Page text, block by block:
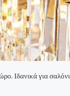
Ιδανικά για